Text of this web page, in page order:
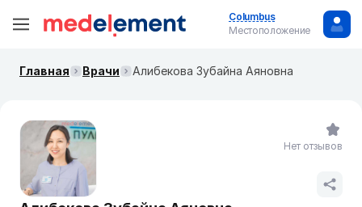
Columbus
Местоположение
Главная Врачи Алибекова Зубайна Аяновна
Нет отзывов